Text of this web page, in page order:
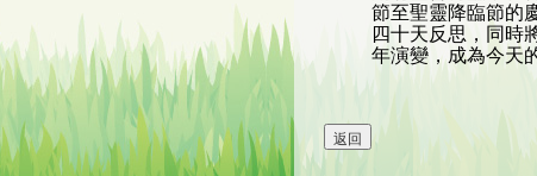
節至聖靈降臨節的
四十天反思，同時
年演變，成為今天